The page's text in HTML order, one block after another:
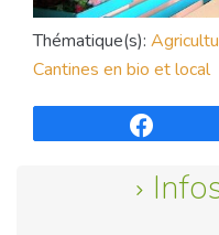
Thématique(s):
Cantines en bio et local